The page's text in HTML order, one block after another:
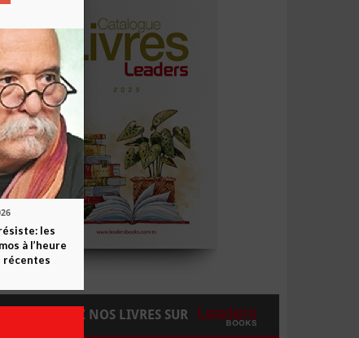
COMMANDEZ NOS LIVRES SUR
les
à l’heure
récentes